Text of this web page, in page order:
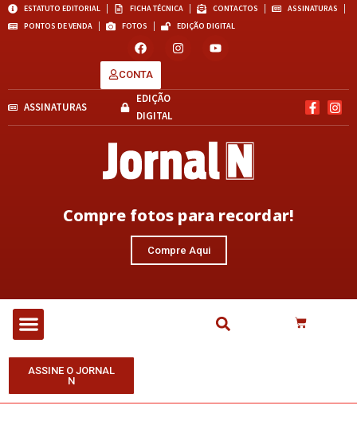
ESTATUTO EDITORIAL FICHA TÉCNICA CONTACTOS
ASSINATURAS
PONTOS DE VENDA
FOTOS EDIÇÃO DIGITAL
CONTA
ASSINATURAS
EDIÇÃO
DIGITAL
Compre fotos para recordar!
Compre Aqui
ASSINE O JORNAL
N